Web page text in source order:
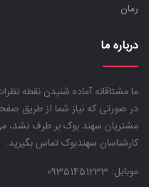
رمان
درباره ما
ما مشتاقانه آماده شنیدن نقطه
در صورتی که نیاز شما از طریق
مشتریان سهند بوک بر طرف نشد،
کارشناسان سهندبوک تماس بگیرید.
موبایل: